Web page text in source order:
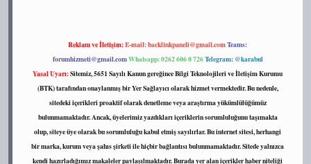
Reklam ve İletişim:E-mail:backlinkpaneli@gmail.comTeams:
forumhizmeti@gmail.comWhatsapp: 0262 606 0 726Telegram: @karabul
Yasal Uyarı:Sitemiz, 5651 Sayılı Kanun gereğince Bilgi Teknolojileri ve İletişim Kurumu
(BTK) tarafından onaylanmış bir Yer Sağlayıcı olarak hizmet vermektedir. Bu nedenle,
sitedeki içerikleri proaktif olarak denetleme veya araştırma yükümlülüğümüz
bulunmamaktadır. Ancak, üyelerimiz yazdıkları içeriklerin sorumluluğunu taşımakta
olup, siteye üye olarak bu sorumluluğu kabul etmiş sayılırlar. Bu internet sitesi, herhangi
bir marka, kurum veya şahıs şirketi ile hiçbir bağlantısı bulunmamaktadır. Sitede yalnızca
kendi hazırladığımız makaleler paylaşılmaktadır. Burada yer alan içerikler haber niteliği